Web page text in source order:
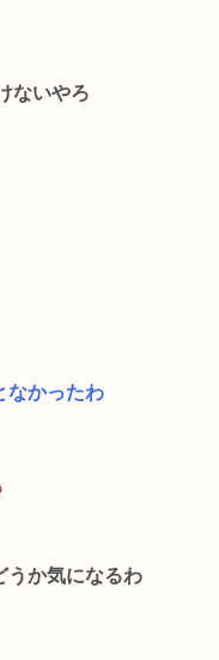
ないやろ
なかったわ
うか気になるわ